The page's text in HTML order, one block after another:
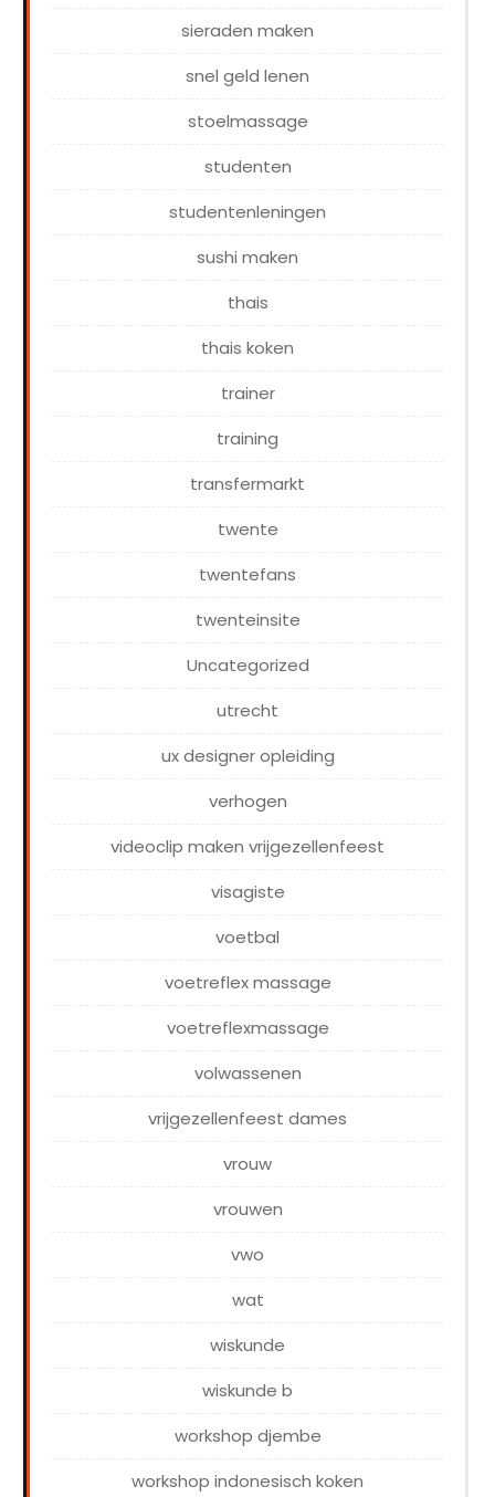
sieraden maken
snel geld lenen
stoelmassage
studenten
studentenleningen
sushi maken
thais
thais koken
trainer
training
transfermarkt
twente
twentefans
twenteinsite
Uncategorized
utrecht
ux designer opleiding
verhogen
videoclip maken vrijgezellenfeest
visagiste
voetbal
voetreflex massage
voetreflexmassage
volwassenen
vrijgezellenfeest dames
vrouw
vrouwen
vwo
wat
wiskunde
wiskunde b
workshop djembe
workshop indonesisch koken